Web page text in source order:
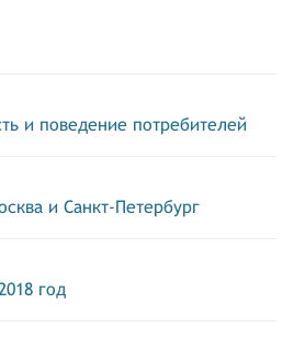
и поведение потребителей
и Санкт-Петербург
год